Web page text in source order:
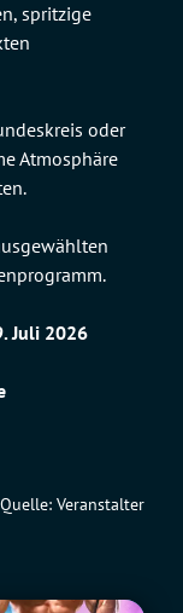
spritzige
oder
Atmosphäre
Juli 2026
Quelle: Veranstalter